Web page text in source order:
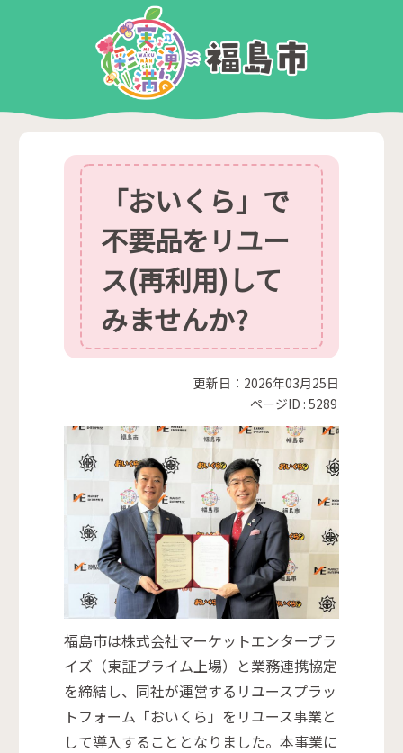
「おいくら」で
不要品をリユー
ス(再利用)して
みませんか?
更新日：2026年03月25日
ページID :5289
福島市は株式会社マーケットエンタープラ
イズ（東証プライム上場）と業務連携協定
を締結し、同社が運営するリユースプラッ
トフォーム「おいくら」をリユース事業と
して導入することとなりました。本事業に